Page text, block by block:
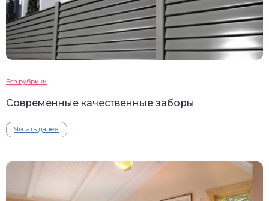
Без рубрики
Современные качественные заборы
Читать далее